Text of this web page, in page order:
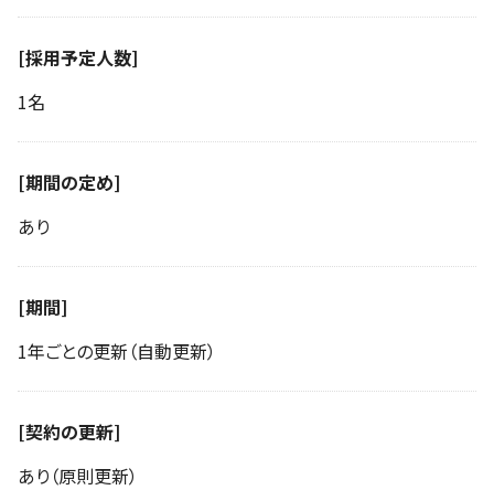
[採用予定人数]
1名
[期間の定め]
あり
[期間]
1年ごとの更新（自動更新）
[契約の更新]
あり（原則更新）